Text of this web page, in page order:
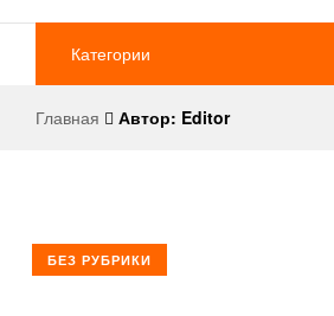
Перепечки
из
в
Твери
Категории
Главная Автор: Editor
БЕЗ РУБРИКИ